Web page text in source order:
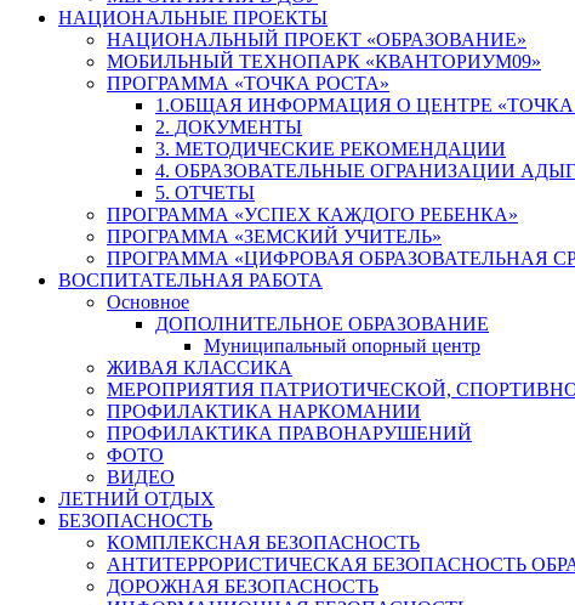
НАЦИОНАЛЬНЫЕ ПРОЕКТЫ
НАЦИОНАЛЬНЫЙ ПРОЕКТ «ОБРАЗОВАНИЕ»
МОБИЛЬНЫЙ ТЕХНОПАРК «КВАНТОРИУМ09»
ПРОГРАММА «ТОЧКА РОСТА»
1.ОБЩАЯ ИНФОРМАЦИЯ О ЦЕНТРЕ «ТОЧКА
2. ДОКУМЕНТЫ
3. МЕТОДИЧЕСКИЕ РЕКОМЕНДАЦИИ
4. ОБРАЗОВАТЕЛЬНЫЕ ОГРАНИЗАЦИИ
5. ОТЧЕТЫ
ПРОГРАММА «УСПЕХ КАЖДОГО РЕБЕНКА»
ПРОГРАММА «ЗЕМСКИЙ УЧИТЕЛЬ»
ПРОГРАММА «ЦИФРОВАЯ ОБРАЗОВАТЕЛЬНАЯ
ВОСПИТАТЕЛЬНАЯ РАБОТА
Основное
ДОПОЛНИТЕЛЬНОЕ ОБРАЗОВАНИЕ
Муниципальный опорный центр
ЖИВАЯ КЛАССИКА
МЕРОПРИЯТИЯ ПАТРИОТИЧЕСКОЙ,
ПРОФИЛАКТИКА НАРКОМАНИИ
ПРОФИЛАКТИКА ПРАВОНАРУШЕНИЙ
ФОТО
ВИДЕО
ЛЕТНИЙ ОТДЫХ
БЕЗОПАСНОСТЬ
КОМПЛЕКСНАЯ БЕЗОПАСНОСТЬ
АНТИТЕРРОРИСТИЧЕСКАЯ БЕЗОПАСНОСТЬ
ДОРОЖНАЯ БЕЗОПАСНОСТЬ